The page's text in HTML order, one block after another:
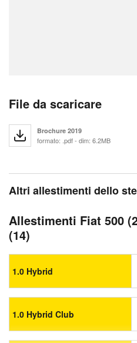
File da scaricare
Brochure 2019
formato: .pdf - dim: 6.2MB
Altri allestimenti dello
Allestimenti Fiat 500
(14)
1.0 Hybrid
1.0 Hybrid Club